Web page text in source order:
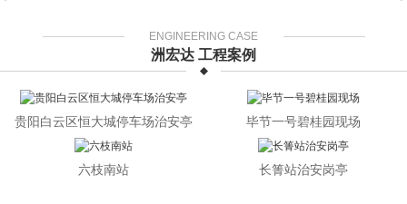
ENGINEERING CASE
洲宏达 工程案例
贵阳白云区恒大城停车场治安亭 毕节一号碧桂园现场
六枝南站 长箐站治安岗亭